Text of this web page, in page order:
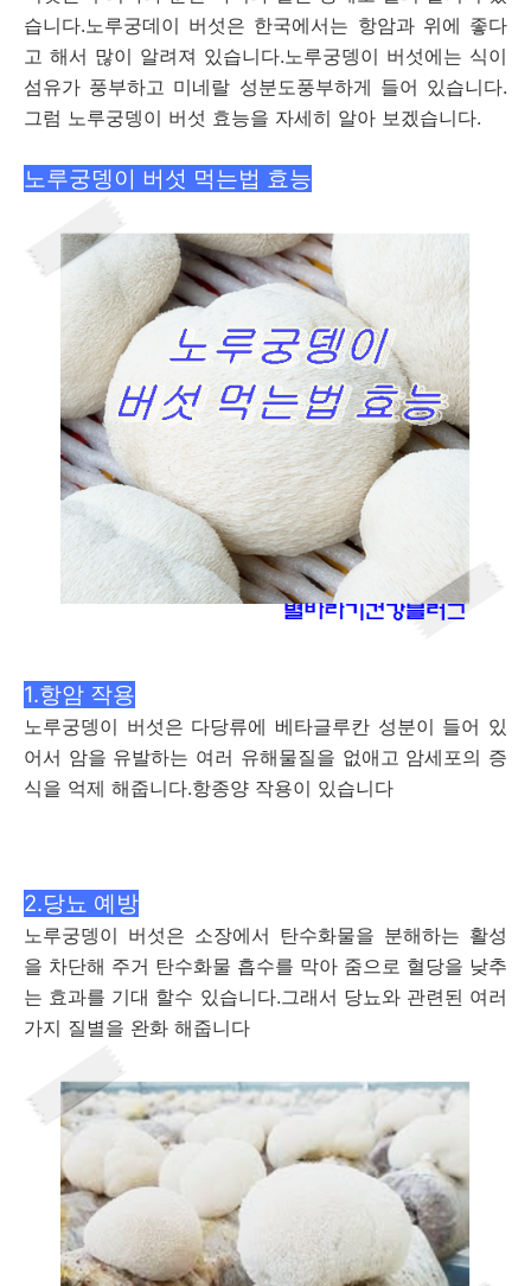
습니다.노루궁데이 버섯은 한국에서는 항암과 위에 좋다
고 해서 많이 알려져 있습니다.노루궁뎅이 버섯에는 식이
섬유가 풍부하고 미네랄 성분도풍부하게 들어 있습니다.
그럼 노루궁뎅이 버섯 효능을 자세히 알아 보겠습니다.
노루궁뎅이 버섯 먹는법 효능
1.항암 작용
노루궁뎅이 버섯은 다당류에 베타글루칸 성분이 들어 있
어서 암을 유발하는 여러 유해물질을 없애고 암세포의 증
식을 억제 해줍니다.항종양 작용이 있습니다
2.당뇨 예방
노루궁뎅이 버섯은 소장에서 탄수화물을 분해하는 활성
을 차단해 주거 탄수화물 흡수를 막아 줌으로 혈당을 낮추
는 효과를 기대 할수 있습니다.그래서 당뇨와 관련된 여러
가지 질별을 완화 해줍니다